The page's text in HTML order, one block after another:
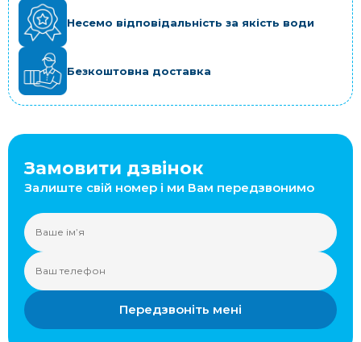
Несемо відповідальність за якість води
Безкоштовна доставка
Замовити дзвінок
Залиште свій номер і ми Вам передзвонимо
Передзвоніть мені